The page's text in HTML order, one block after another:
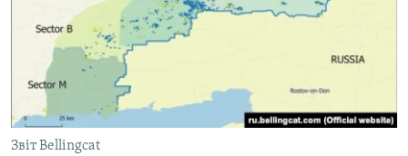
Звіт Bellingcat